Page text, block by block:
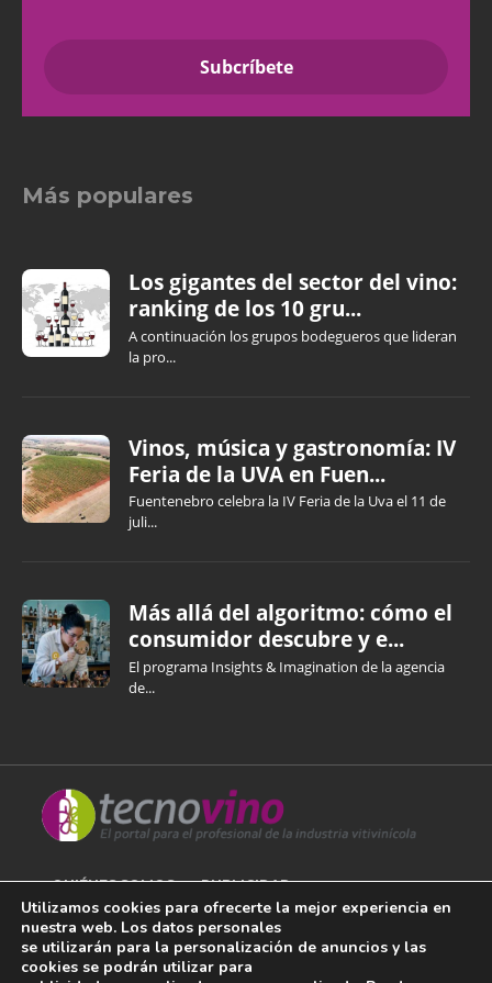
Más populares
Los gigantes del sector del vino:
ranking de los 10 gru...
A continuación los grupos bodegueros que lideran
la pro...
Vinos, música y gastronomía: IV
Feria de la UVA en Fuen...
Fuentenebro celebra la IV Feria de la Uva el 11 de
juli...
Más allá del algoritmo: cómo el
consumidor descubre y e...
El programa Insights & Imagination de la agencia
de...
QUIÉNES SOMOS PUBLICIDAD
AVISO LEGAL
POLÍTICA DE COOKIES
Utilizamos cookies para ofrecerte la mejor experiencia en
nuestra web. Los datos personales
se utilizarán para la personalización de anuncios y las
cookies se podrán utilizar para